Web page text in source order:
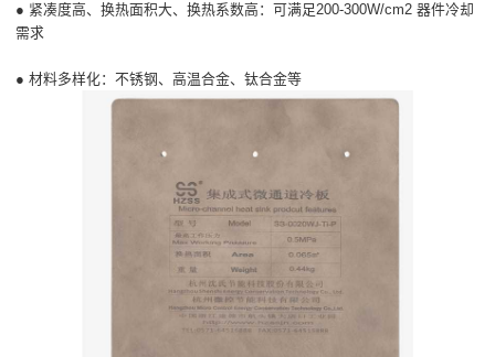
● 紧凑度高、换热面积大、换热系数高：可满足200-300W/cm2 器件冷却
需求
● 材料多样化：不锈钢、高温合金、钛合金等